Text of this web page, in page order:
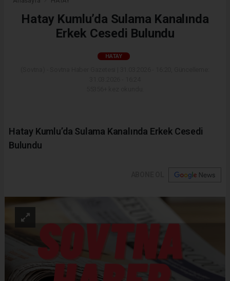
Hatay Kumlu’da Sulama Kanalında
Erkek Cesedi Bulundu
HATAY
Hatay Kumlu’da Sulama Kanalında Erkek Cesedi
Bulundu